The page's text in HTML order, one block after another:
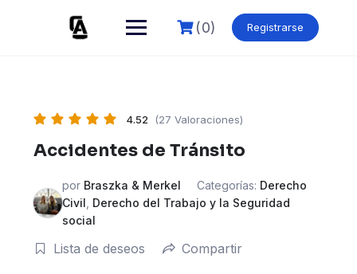
(0) Registrarse
4.52 (27 Valoraciones)
Accidentes de Tránsito
por Braszka & Merkel Categorías: Derecho
Civil Derecho del Trabajo y la Seguridad
social
Lista de deseos Compartir